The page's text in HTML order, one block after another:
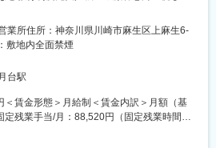
、社内の事務スタッフが担当し営業に専念
客様にお電話し、用具の使い心地や他に必要
は半年に1回の頻度でお客様宅を訪問しま
会議の参加やケアマネージャーさんにお客
、新商品を紹介したりすることもありま
レンタルと販売事業を展開している当社に
感じている高齢の方へ、安全安心な暮らし
りを提案します！
り多くのお客様にアプローチするため営業
業所住所：神奈川県川崎市麻生区上麻生6-
敷地内全面禁煙
台駅
＜賃金形態＞月給制＜賃金内訳＞月額（基
残業手当/月：88,520円（固定残業時間45